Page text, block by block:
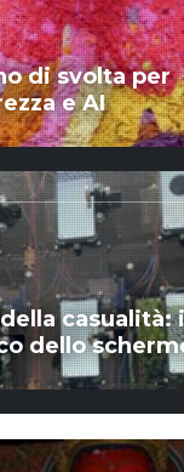
di svolta per
e AI
casualità:
dello